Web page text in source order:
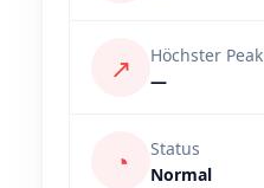
↗
Höchster Peak
—
◔
Status
Normal